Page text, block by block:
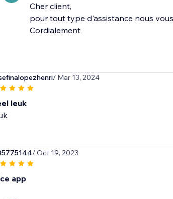
Cher client,
pour tout type d'assistance nous
Cordialement
/ Mar 13, 2024
leuk
/ Oct 19, 2023
app